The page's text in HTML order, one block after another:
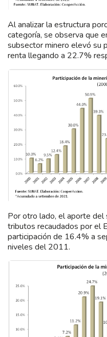
Al analizar la estructura
categoría, se observa que
subsector minero elevó su
renta llegando a 22.7%
Por otro lado, el aporte
tributos recaudados por el
participación de 16.4% a
niveles del 2011.